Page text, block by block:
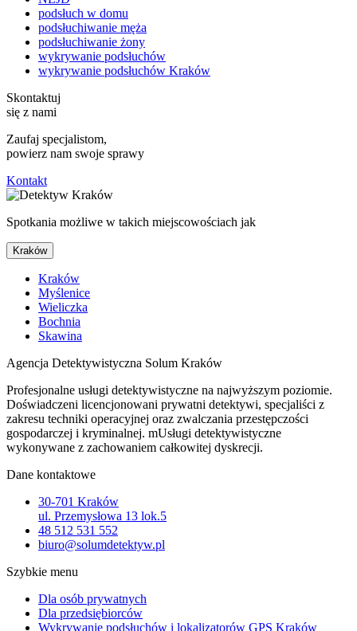
podsłuch w domu
podsłuchiwanie męża
podsłuchiwanie żony
wykrywanie podsłuchów
wykrywanie podsłuchów Kraków
Skontaktuj
się z nami
Zaufaj specjalistom,
powierz nam swoje sprawy
Kontakt
Spotkania możliwe w takich miejscowościach jak
Kraków
Kraków
Myślenice
Wieliczka
Bochnia
Skawina
Agencja Detektywistyczna Solum Kraków
Profesjonalne usługi detektywistyczne na najwyższym poziomie.
Doświadczeni licencjonowani prywatni detektywi, specjaliści z
zakresu techniki operacyjnej oraz zwalczania przestępczości
gospodarczej i kryminalnej. mUsługi detektywistyczne
wykonywane z zachowaniem całkowitej dyskrecji.
Dane kontaktowe
30-701 Kraków
ul. Przemysłowa 13 lok.5
48 512 531 552
biuro@solumdetektyw.pl
Szybkie menu
Dla osób prywatnych
Dla przedsiębiorców
Wykrywanie podsłuchów i lokalizatorów GPS Kraków